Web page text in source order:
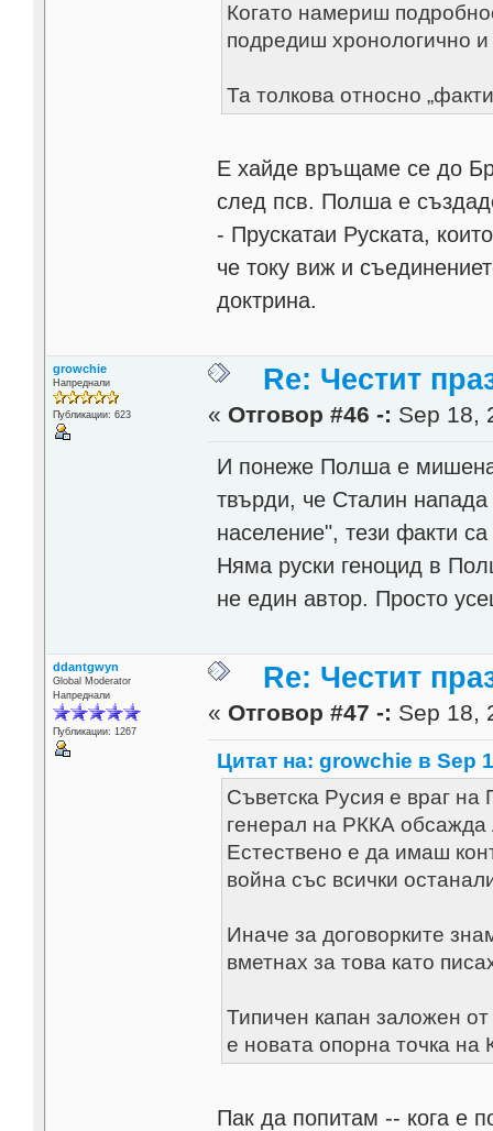
Когато намериш
подредиш хронологично
Та толкова относно
Е хайде връщаме се до
след псв. Полша е
- Прускатаи Руската,
че току виж и
доктрина.
growchie
Напреднали
Публикации: 623
Re: Честит
« Отговор #46 -: Sep 18,
И понеже Полша е мишена
твърди, че Сталин
население", тези факти
Няма руски геноцид в
не един автор. Просто
ddantgwyn
Global Moderator
Напреднали
Публикации: 1267
Re: Честит
« Отговор #47 -: Sep 18,
Цитат на: growchie в Sep
Съветска Русия е враг
генерал на РККА обсажда
Естествено е да имаш
война със всички
Иначе за договорките
вметнах за това като
Типичен капан заложен
е новата опорна точка
Пак да попитам -- кога е